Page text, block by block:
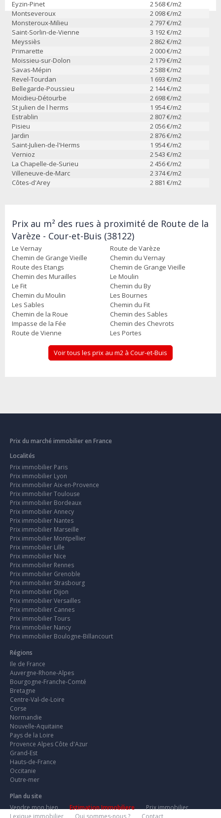
Eyzin-Pinet 2 568€/m2
Montseveroux
2 098€/m2
Monsteroux-Milieu
2 797€/m2
Saint-Sorlin-de-Vienne
3 192 €/m2
Meyssiès
2 862 €/m2
Primarette
2 000€/m2
Moissieu-sur-Dolon
2 179€/m2
Savas-Mépin
2 588€/m2
Revel-Tourdan
1 693 €/m2
Bellegarde-Poussieu
2 144€/m2
Moidieu-Détourbe
2 698€/m2
St julien de l herms
1 954€/m2
Estrablin
2 807€/m2
Pisieu
2 056€/m2
Jardin
2 876€/m2
Saint-Julien-de-l'Herms
1 954€/m2
Vernioz
2 543 €/m2
La Chapelle-de-Surieu
2 456€/m2
Villeneuve-de-Marc
2 374€/m2
Côtes-d'Arey
2 881 €/m2
Prix au m² des rues à proximité de Route de la
Varèze - Cour-et-Buis (38122)
Le Vernay
Route de Varèze
Chemin de Grange Vieille
Chemin du Vernay
Route des Etangs
Chemin de Grange Vieille
Chemin des Murailles
Le Moulin
Le Fit
Chemin du By
Chemin du Moulin
Les Bournes
Les Sables
Chemin du Fit
Chemin de la Roue
Chemin des Sables
Impasse de la Fée
Chemin des Chevrots
Route de Vienne
Les Portes
Voir tous les prix au m2 à Cour-et-Buis
Prix du marché immobilier en France
Localités
Prix immobilier Paris
Prix immobilier Lyon
Prix immobilier Aix-en-Provence
Prix immobilier Toulouse
Prix immobilier Bordeaux
Prix immobilier Annecy
Prix immobilier Nantes
Prix immobilier Marseille
Prix immobilier Montpellier
Prix immobilier Lille
Prix immobilier Nice
Prix immobilier Rennes
Prix immobilier Grenoble
Prix immobilier Strasbourg
Prix immobilier Dijon
Prix immobilier Versailles
Prix immobilier Cannes
Prix immobilier Tours
Prix immobilier Nancy
Prix immobilier Boulogne-Billancourt
Régions
Ile de France
Auvergne-Rhone-Alpes
Bourgogne-Franche-Comté
Bretagne
Centre-Val-de-Loire
Corse
Normandie
Nouvelle-Aquitaine
Pays de la Loire
Provence Alpes Côte d'Azur
Grand-Est
Hauts-de-France
Occitanie
Outre-mer
Plan du site
Vendre mon bien
Estimation Immobiliere
Prix immobilier
Lexique immobilier
Qui sommes-nous ? Contact